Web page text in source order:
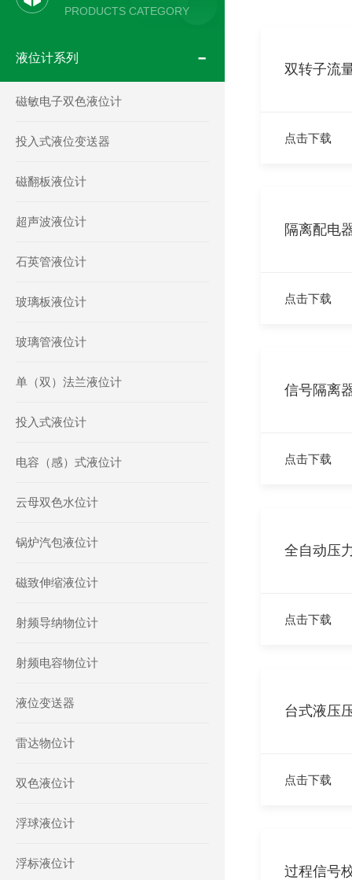
PRODUCTS CATEGORY
液位计系列
磁敏电子双色液位计
投入式液位变送器
磁翻板液位计
超声波液位计
石英管液位计
玻璃板液位计
玻璃管液位计
单（双）法兰液位计
投入式液位计
电容（感）式液位计
云母双色水位计
锅炉汽包液位计
磁致伸缩液位计
射频导纳物位计
射频电容物位计
液位变送器
雷达物位计
双色液位计
浮球液位计
浮标液位计
双转子流
点击下载
隔离配电
点击下载
信号隔离
点击下载
全自动压
点击下载
台式液压
点击下载
过程信号